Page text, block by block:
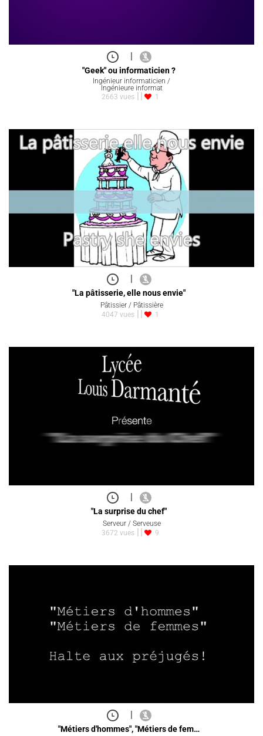
|
"Geek" ou informaticien ?
Ingénieur informaticien /
Ingénieure informat
2663 vues
1
"La pâtisserie, elle nous envie"
Pâtissier / Pâtissière
4047 vues
1
|
"La surprise du chef"
Serveur / Serveuse
3672 vues
9
"Métiers d'hommes", "Métiers de fem…